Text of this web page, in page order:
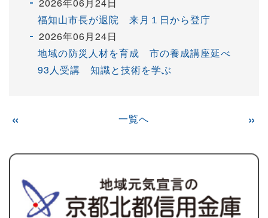
福知山市長が退院 来月１日から登庁
2026年06月24日
地域の防災人材を育成 市の養成講座延べ
93人受講 知識と技術を学ぶ
« 一覧へ